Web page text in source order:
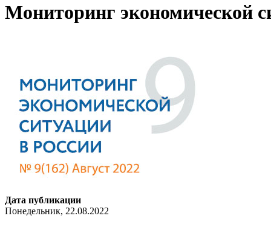
Мониторинг экономической
Дата публикации
Понедельник, 22.08.2022